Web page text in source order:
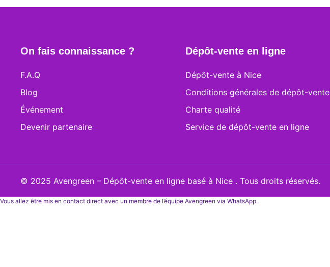
On fais connaissance ?
F.A.Q
Blog
Événement
Devenir partenaire
Dépôt-vente en ligne
Dépôt-vente à Nice
Conditions générales de dépôt-vente
Charte qualité
Service de dépôt-vente en ligne
© 2025 Avengreen – Dépôt-vente en ligne basé à Nice . Tous droits réservés.
Vous allez être mis en contact direct avec un membre de l’équipe Avengreen via WhatsApp.